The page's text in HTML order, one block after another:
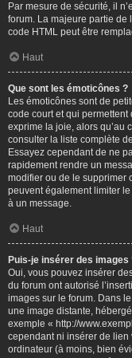
Par mesure de sécurité, il
forum. La majeure partie de
code HTML peut être
Haut
Que sont les émoticônes ?
Les émoticônes sont de
code court et qui permettent
exprime la joie, alors qu’au
consulter la liste complète
Essayez cependant de ne
rapidement rendre un
modifier ou de le supprimer
peuvent également limiter le
à un message.
Haut
Puis-je insérer des images
Oui, vous pouvez insérer
du forum ont autorisé
images sur le forum. Dans
une image distante,
exemple « http://
cependant ni insérer de lien
ordinateur (à moins, bien